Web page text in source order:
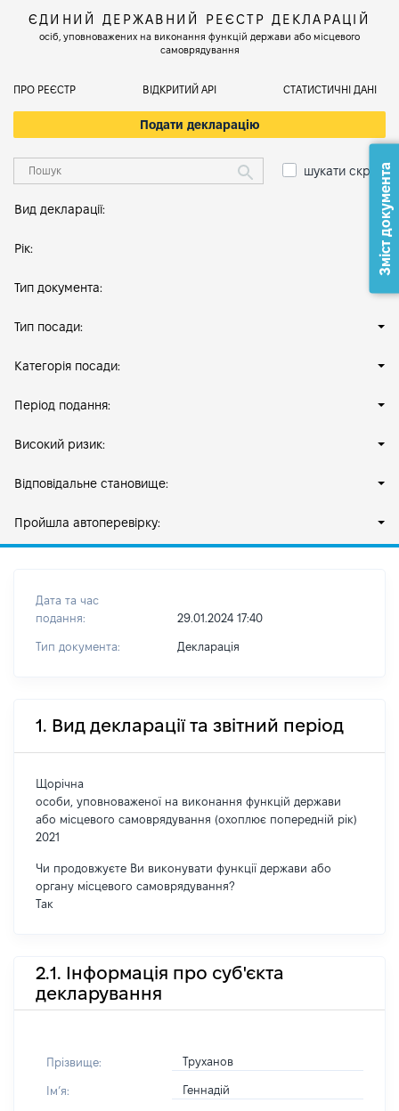
ЄДИНИЙ ДЕРЖАВНИЙ РЕЄСТР ДЕКЛАРАЦІЙ
осіб, уповноважених на виконання функцій держави або місцевого
самоврядування
ПРО РЕЄСТР ВІДКРИТИЙ АРІ СТАТИСТИЧНІ ДАНІ
Подати декларацію
шукати скрізь
Вид декларації:
Рік:
Тип документа:
Тип посади:
Категорія посади:
Період подання:
Високий ризик:
Відповідальне становище:
Пройшла автоперевірку:
Дата та час
подання:
29.01.2024 17:40
Тип документа: Декларація
1. Вид декларації та звітний період
Щорічна
особи, уповноваженої на виконання функцій держави
або місцевого самоврядування (охоплює попередній рік)
2021
Чи продовжуєте Ви виконувати функції держави або
органу місцевого самоврядування?
Так
2.1. Інформація про суб'єкта
декларування
Прізвище: Труханов
Імʼя: Геннадій
Зміст документа